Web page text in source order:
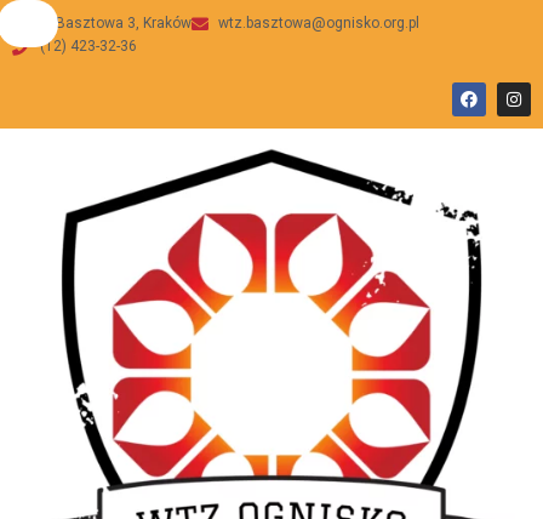
ul Basztowa 3, Kraków
wtz.basztowa@ognisko.org.pl
(12) 423-32-36